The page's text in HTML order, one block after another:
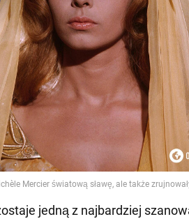
jedną z najbardziej